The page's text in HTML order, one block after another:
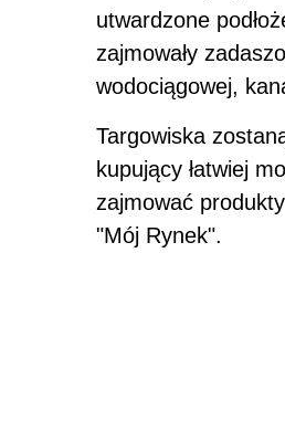
utwardzone
zajmowały
wodociągowej,
Targowiska
kupujący łatwiej
zajmować
"Mój Rynek".